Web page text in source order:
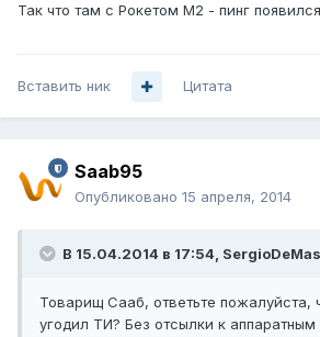
Так что там с Рокетом М2 - пинг
Вставить ник Цитата
Saab95
Опубликовано 15 апреля, 2014
В 15.04.2014 в 17:54,
Товарищ Сааб, ответьте пожалуйста,
угодил ТИ? Без отсылки к